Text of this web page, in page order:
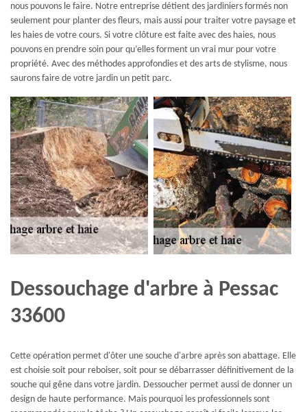
nous pouvons le faire. Notre entreprise détient des jardiniers formés non
seulement pour planter des fleurs, mais aussi pour traiter votre paysage et
les haies de votre cours. Si votre clôture est faite avec des haies, nous
pouvons en prendre soin pour qu’elles forment un vrai mur pour votre
propriété. Avec des méthodes approfondies et des arts de stylisme, nous
saurons faire de votre jardin un petit parc.
Dessouchage d'arbre à Pessac
33600
Cette opération permet d'ôter une souche d'arbre après son abattage. Elle
est choisie soit pour reboiser, soit pour se débarrasser définitivement de la
souche qui gêne dans votre jardin. Dessoucher permet aussi de donner un
design de haute performance. Mais pourquoi les professionnels sont